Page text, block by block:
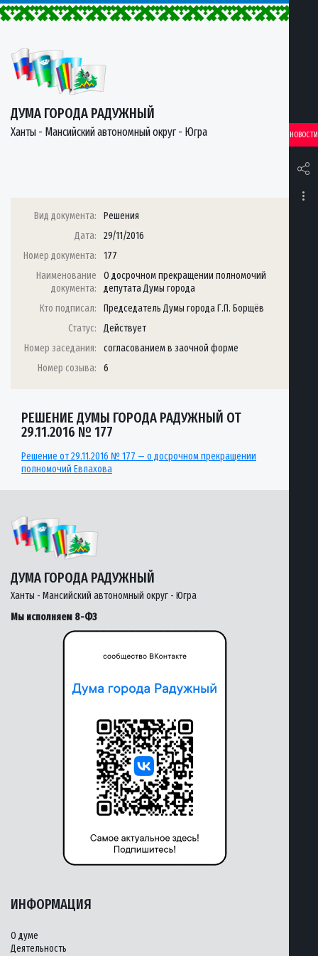
ДУМА ГОРОДА РАДУЖНЫЙ
Ханты - Мансийский автономный округ - Югра НОВОСТИ
Вид документа:
Решения
Дата:
29/11/2016
Номер документа:
177
Наименование
документа:
О досрочном прекращении полномочий
депутата Думы города
Кто подписал:
Председатель Думы города Г.П. Борщёв
Статус:
Действует
Номер заседания:
согласованием в заочной форме
Номер созыва:
6
РЕШЕНИЕ ДУМЫ ГОРОДА РАДУЖНЫЙ ОТ
29.11.2016 № 177
Решение от 29.11.2016 № 177 — о досрочном прекращении
полномочий Евлахова
ДУМА ГОРОДА РАДУЖНЫЙ
Ханты - Мансийский автономный округ - Югра
Мы исполняем 8-ФЗ
ИНФОРМАЦИЯ
О думе
Деятельность